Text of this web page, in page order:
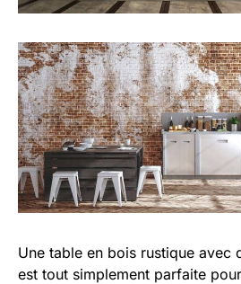
Une table en bois rustique avec
est tout simplement parfaite